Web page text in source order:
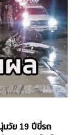
วัย 19 ปีขี่รถ